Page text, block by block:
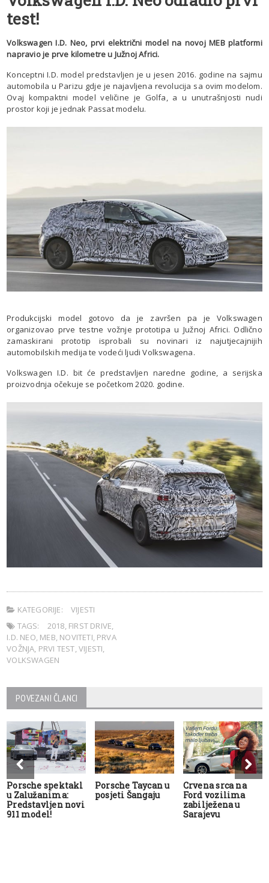
test!
Volkswagen I.D. Neo, prvi električni model na novoj MEB platformi
napravio je prve kilometre u Južnoj Africi.
Konceptni I.D. model predstavljen je u jesen 2016. godine na sajmu
automobila u Parizu gdje je najavljena revolucija sa ovim modelom.
Ovaj kompaktni model veličine je Golfa, a u unutrašnjosti nudi
prostor koji je jednak Passat modelu.
Produkcijski model gotovo da je završen pa je Volkswagen
organizovao prve testne vožnje prototipa u Južnoj Africi. Odlično
zamaskirani prototip isprobali su novinari iz najutjecajnijih
automobilskih medija te vodeći ljudi Volkswagena.
Volkswagen I.D. bit će predstavljen naredne godine, a serijska
proizvodnja očekuje se početkom 2020. godine.
KATEGORIJE:
VIJESTI
TAGS:
2018, FIRST DRIVE,
I.D. NEO, MEB, NOVITETI, PRVA
VOŽNJA, PRVI TEST,VIJESTI,
VOLKSWAGEN
POVEZANI ČLANCI
Porsche spektakl
u Zalužanima:
Predstavljen novi
911 model!
Porsche Taycan u
posjeti Šangaju
Crvena srca na
Ford vozilima
zabilježena u
Sarajevu